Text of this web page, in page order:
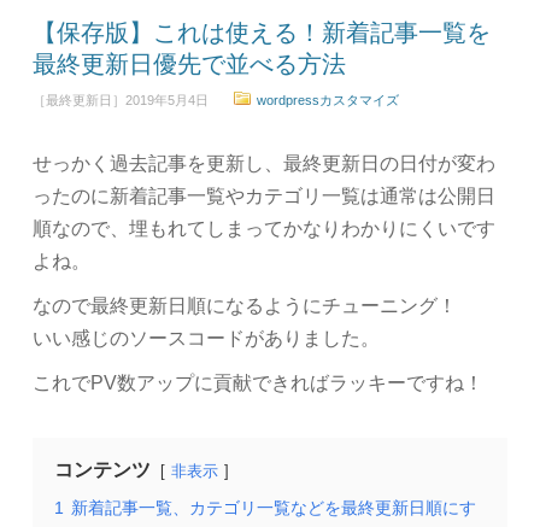
【保存版】これは使える！新着記事一覧を
最終更新日優先で並べる方法
［最終更新日］2019年5月4日 wordpressカスタマイズ
せっかく過去記事を更新し、最終更新日の日付が変わ
ったのに新着記事一覧やカテゴリ一覧は通常は公開日
順なので、埋もれてしまってかなりわかりにくいです
よね。
なので最終更新日順になるようにチューニング！
いい感じのソースコードがありました。
これでPV数アップに貢献できればラッキーですね！
コンテンツ 非表示
1
新着記事一覧、カテゴリ一覧などを最終更新日順にす